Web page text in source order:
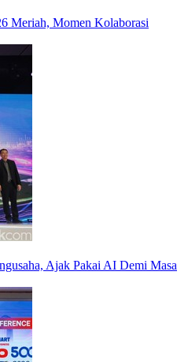
Meriah, Momen Kolaborasi
Ajak Pakai AI Demi Masa